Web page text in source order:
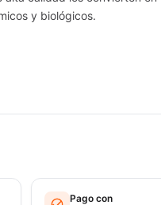
y biológicos.
Pago con